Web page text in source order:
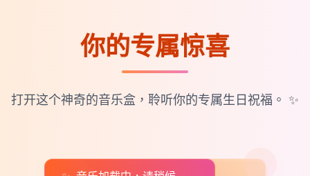
💝
你的专属惊喜
打开这个神奇的音乐盒，聆听你的专属生日祝福。 ✨